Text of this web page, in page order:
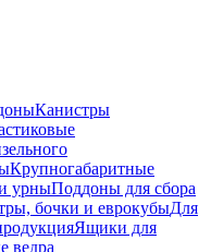
Канистры
Крупногабаритные
урныПоддоны для сбора
бочки и еврокубыДля
Ящики для
ведра